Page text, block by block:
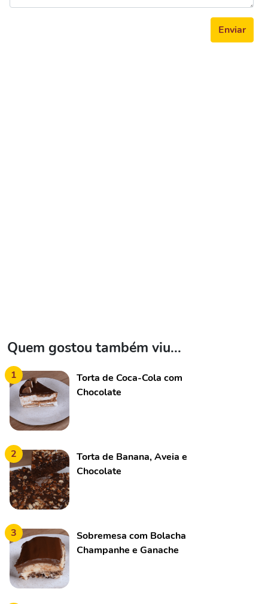
Enviar
Quem gostou também viu...
1
Torta de Coca-Cola com
Chocolate
2
Torta de Banana, Aveia e
Chocolate
3
Sobremesa com Bolacha
Champanhe e Ganache